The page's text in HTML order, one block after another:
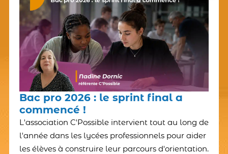
Bac pro 2026 : le sprint final a
commencé !
L'association C'Possible intervient tout au long de
l'année dans les lycées professionnels pour aider
les élèves à construire leur parcours d'orientation.